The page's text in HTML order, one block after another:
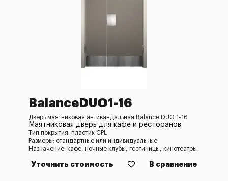
BalanceDUO1-16
Дверь маятниковая антивандальная Balance DUO 1-16
Маятниковая дверь для кафе и ресторанов
Тип покрытия: пластик CPL
Размеры: стандартные или индивидуальные
Назначение: кафе, ночные клубы, гостиницы, кинотеатры
Уточнить стоимость В сравнение